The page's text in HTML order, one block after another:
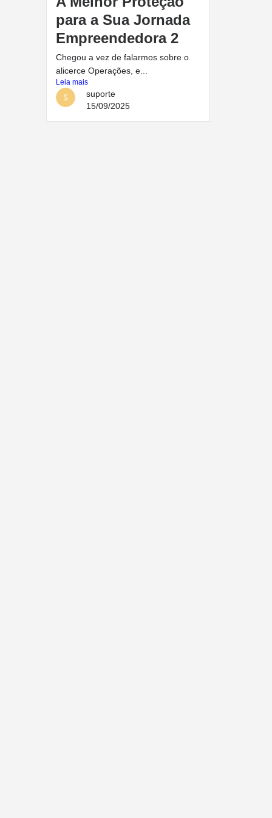
para a Sua Jornada
Empreendedora 2
Chegou a vez de falarmos sobre o
alicerce Operações, e...
Leia mais
suporte
15/09/2025